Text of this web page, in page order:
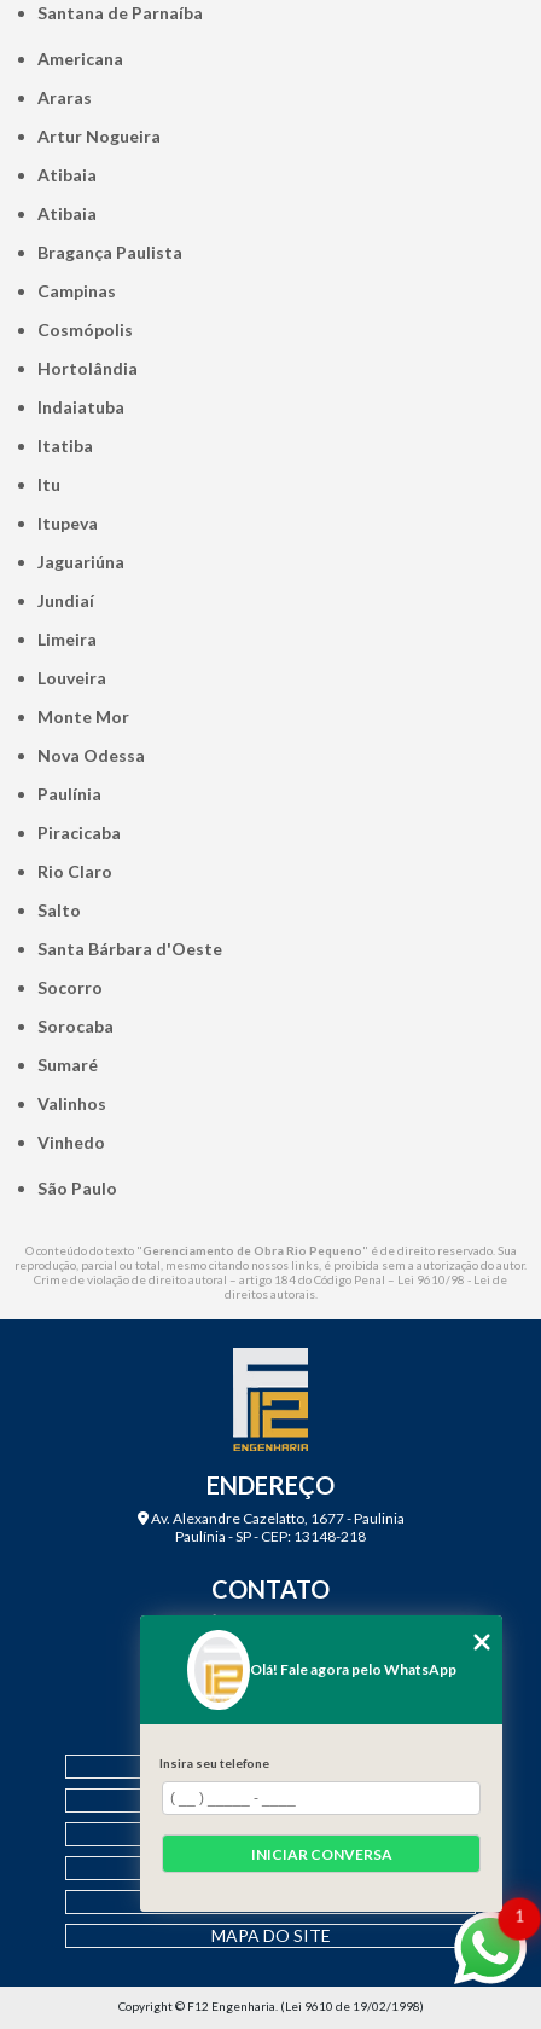
Santana de Parnaíba
Americana
Araras
Artur Nogueira
Atibaia
Atibaia
Bragança Paulista
Campinas
Cosmópolis
Hortolândia
Indaiatuba
Itatiba
Itu
Itupeva
Jaguariúna
Jundiaí
Limeira
Louveira
Monte Mor
Nova Odessa
Paulínia
Piracicaba
Rio Claro
Salto
Santa Bárbara d'Oeste
Socorro
Sorocaba
Sumaré
Valinhos
Vinhedo
São Paulo
O conteúdo do texto "Gerenciamento de Obra Rio Pequeno" é de direito reservado. Sua
reprodução, parcial ou total, mesmo citando nossos links, é proibida sem a autorização do autor.
Crime de violação de direito autoral – artigo 184 do Código Penal – Lei 9610/98 - Lei de
direitos autorais.
ENDEREÇO
Av. Alexandre Cazelatto, 1677 - Paulinia
Paulínia - SP - CEP: 13148-218
CONTATO
(19) 3888-2923
(19) 99968-7979
contato@f12engenharia.com.br
MENU
HOME
QUEM SOMOS
SERVIÇOS
CONTATO
MAPA DO SITE
Copyright © F12 Engenharia. (Lei 9610 de 19/02/1998)
1
Olá! Fale agora pelo WhatsApp
Insira seu telefone
INICIAR CONVERSA